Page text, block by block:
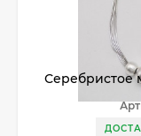
Серебристое